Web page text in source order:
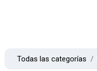
Todas las categorías